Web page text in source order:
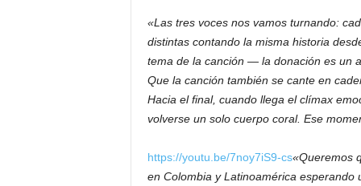
«Las tres voces nos vamos turnando:
distintas contando la misma historia
tema de la canción — la donación es un
Que la canción también se cante en
Hacia el final, cuando llega el clímax
volverse un solo cuerpo coral. Ese
https://youtu.be/7noy7iS9-cs«Queremos
en Colombia y Latinoamérica